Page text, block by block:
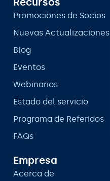
Promociones de Socios
Nuevas Actualizaciones
Blog
Eventos
Webinarios
Estado del servicio
Programa de Referidos
FAQs
Empresa
Acerca de